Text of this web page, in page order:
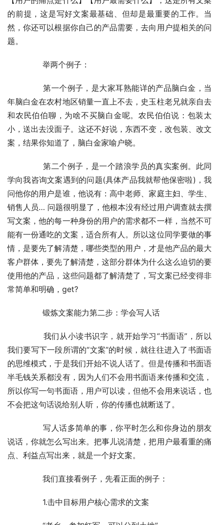
的前提，这是写好文案最基础、但却是最重要的工作。当
然，你还可以根据你自己的产品需要，去向用户提相关的问
题。
	　　举两个例子：
年脑白金在农村地区销量一直上不去，史玉柱老兄就亲自去
和农民伯伯聊，为啥不买脑白金呢。农民伯伯说：包装太
小，送出去没面子。这还不好说，东西不变，改包装、改文
案，结果你知道了，脑白金家喻户晓。
学向我咨询文案遇到的问题(具体产品我就帮他保密啦)，我
问他你的用户是谁，他说有：高中老师、家庭主妇、学生、
销售人员… 问题很明显了，他根本没有经过用户调查就去撰
写文案，他的每一种身份的用户的需求都不一样，当然不可
能有一份通吃的文案，适合所有人。所以这位同学要做的事
情，是要先了解清楚，哪些类型的用户，才是他产品的最大
客户群体，要先了解清楚，这部分群体为什么这么迫切的要
使用他的产品，这些问题都了解清楚了，写文案已经变得非
常简单和明确，get?
	　　锻炼文案能力第二步：学会写人话
我们要写下一段所谓的“文案”的时候，就往往进入了书面语
的思维模式，于是我们开始不说人话了。但是传播和书面语
半毛钱关系都没有，因为人们不会用书面语来传播和交流，
所以你写一句书面语，用户可以读，但他不会用来说话，也
不会把这句话说给别人听，你的传播也就断送了。
说话，你就怎么写出来。把事儿说清楚，把用户最看重的痛
点、利益点写出来，就是一个好文案。
	　　我们直接看例子，先看正面的例子：
	　　1.击中目标用户核心需求的文案